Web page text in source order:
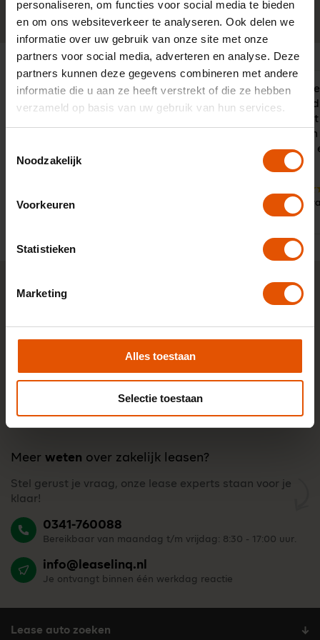
personaliseren, om functies voor social media te bieden
en om ons websiteverkeer te analyseren. Ook delen we
informatie over uw gebruik van onze site met onze
partners voor social media, adverteren en analyse. Deze
partners kunnen deze gegevens combineren met andere
informatie die u aan ze heeft verstrekt of die ze hebben
verzameld op basis van uw gebruik van hun services.
Noodzakelijk
Voorkeuren
Statistieken
Marketing
Alles toestaan
Selectie toestaan
0341-760088 Neem contact op
"Een correcte en vlotte behandeling
van het dossier. Afspraken worden
9
Een
opvolging,
zelfs bij
dealers
op gang.
9 Door:
Dhr.
Dorp
Meer weten over zakelijk leasen?
Stel gerust je vraag, onze lease experts staan voor je
klaar!
0341-760088
Bereikbaar van maandag t/m vrijdag: 8:30 - 17:00 uur.
info@leaselinq.nl
Je ontvangt binnen één werkdag reactie
Lease auto zoeken